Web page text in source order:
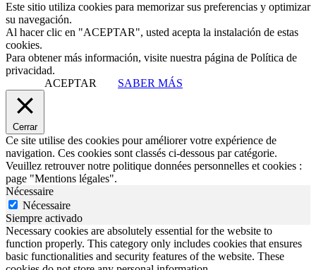
Este sitio utiliza cookies para memorizar sus preferencias y optimizar
su navegación.
Al hacer clic en "ACEPTAR", usted acepta la instalación de estas
cookies.
Para obtener más información, visite nuestra página de Política de
privacidad.
ACEPTAR
SABER MÁS
Cerrar
Ce site utilise des cookies pour améliorer votre expérience de
navigation. Ces cookies sont classés ci-dessous par catégorie.
Veuillez retrouver notre politique données personnelles et cookies :
page "Mentions légales".
Nécessaire
Nécessaire
Siempre activado
Necessary cookies are absolutely essential for the website to
function properly. This category only includes cookies that ensures
basic functionalities and security features of the website. These